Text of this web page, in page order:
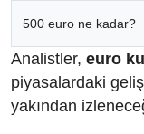
500 euro ne kadar?
Analistler, euro
piyasalardaki
yakından